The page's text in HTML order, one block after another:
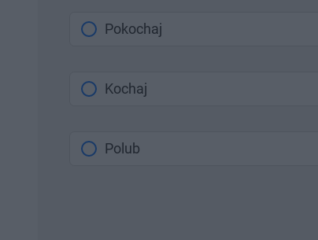
Pokochaj
Kochaj
Polub